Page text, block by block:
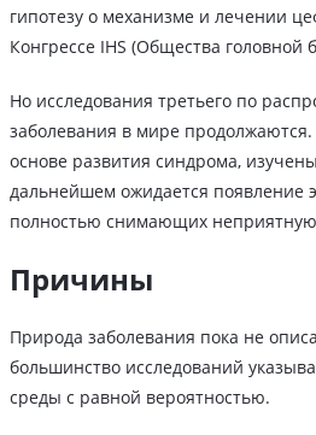
гипотезу о механизме и лечении
Конгрессе IHS (Общества головной
Но исследования третьего по
заболевания в мире
основе развития синдрома,
дальнейшем ожидается появление
полностью снимающих неприятную
Причины
Природа заболевания пока не
большинство исследований
среды с равной вероятностью.